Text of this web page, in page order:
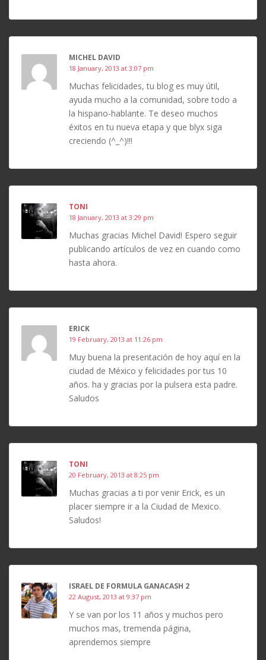
MICHEL DAVID
18 January, 2013 at 3:07 pm
Muchas felicidades, tu blog es muy útil,
ayuda mucho a la comunidad, sobre todo a
la hispano-hablante. Te deseo muchos
éxitos en tu nueva etapa y que blyx siga
creciendo (^_^)!!!
TONI
18 January, 2013 at 3:29 pm
Muchas gracias Michel David! Espero seguir
publicando artículos de vez en cuando como
hasta ahora.
ERICK
19 February, 2013 at 11:26 pm
Muy buena la presentación de hoy aquí en la
ciudad de México y felicidades por tus 10
años. ha y gracias por la pulsera esta padre.
Saludos
TONI
20 February, 2013 at 8:25 pm
Muchas gracias a ti por venir Erick, es un
placer siempre ir a la Ciudad de Mexico.
Saludos!
ISRAEL DE FORMULA GANACASH 2
22 August, 2013 at 9:37 pm
Y se van por los 11 años y muchos pero
muchos mas, tremenda página,
aprendemos siempre